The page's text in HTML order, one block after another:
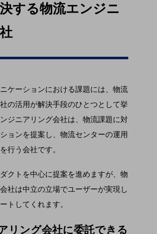
する物流エンジニ
ケーションにおける課題には、物流
の活用が解決手段のひとつとして挙
ジニアリング会社は、物流課題に対
ョンを提案し、物流センターの運用
行う会社です。
クトを中心に提案を進めますが、物
社は中立の立場でユーザーが実現し
トしてくれます。
リング会社に委託できる